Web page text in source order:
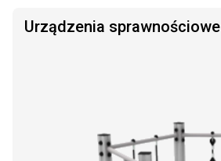
Urządzenia sprawnościowe